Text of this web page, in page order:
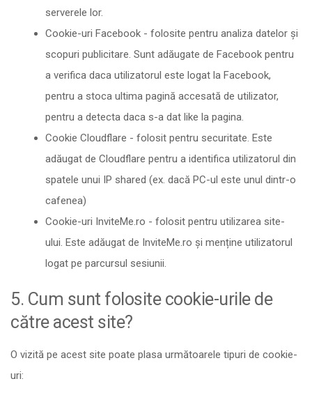
serverele lor.
Cookie-uri Facebook - folosite pentru analiza datelor și
scopuri publicitare. Sunt adăugate de Facebook pentru
a verifica daca utilizatorul este logat la Facebook,
pentru a stoca ultima pagină accesată de utilizator,
pentru a detecta daca s-a dat like la pagina.
Cookie Cloudflare - folosit pentru securitate. Este
adăugat de Cloudflare pentru a identifica utilizatorul din
spatele unui IP shared (ex. dacă PC-ul este unul dintr-o
cafenea)
Cookie-uri InviteMe.ro - folosit pentru utilizarea site-
ului. Este adăugat de InviteMe.ro și menține utilizatorul
logat pe parcursul sesiunii.
5. Cum sunt folosite cookie-urile de
către acest site?
O vizită pe acest site poate plasa următoarele tipuri de cookie-
uri: